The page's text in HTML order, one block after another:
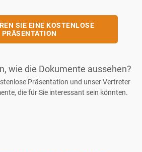
SIE EINE KOSTENLOSE
PRÄSENTATION
wie die Dokumente aussehen?
Präsentation und unser Vertreter
die für Sie interessant sein könnten.